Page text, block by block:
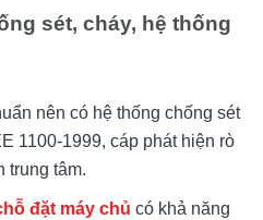
sét, cháy, hệ thống
nên có hệ thống chống sét
1100-1999, cáp phát hiện rò
trung tâm.
đặt máy chủ có khả năng